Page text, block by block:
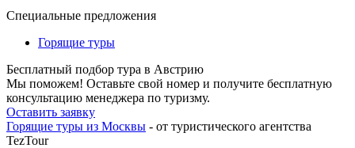
Специальные предложения
Горящие туры
Бесплатный подбор тура в Австрию
Мы поможем! Оставьте свой номер и получите бесплатную
консультацию менеджера по туризму.
Оставить заявку
Горящие туры из Москвы - от туристического агентства
TezTour